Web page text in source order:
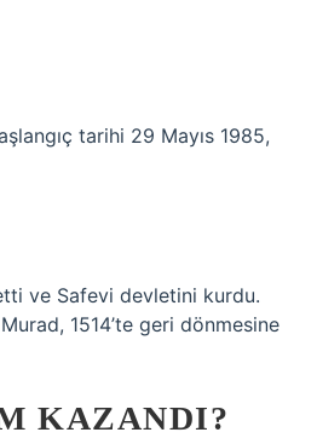
​​tarihi 29 Mayıs 1985,
ve Safevi devletini kurdu.
1514’te geri dönmesine
KAZANDI?